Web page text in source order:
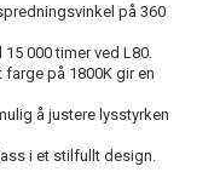
på 360
000 timer ved L80.
farge på 1800K gir en
å justere lysstyrken
i et stilfullt design.